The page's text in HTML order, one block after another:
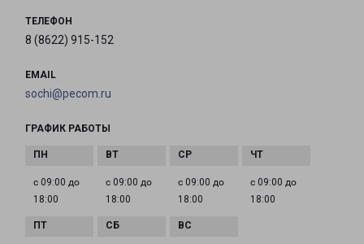
ТЕЛЕФОН
8 (8622) 915-152
EMAIL
sochi@pecom.ru
ГРАФИК РАБОТЫ
с 09:00 до
18:00
с 09:00 до
18:00
с 09:00 до
18:00
с 09:00 до
18:00